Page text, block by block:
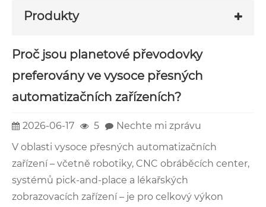
Produkty
Proč jsou planetové převodovky
preferovány ve vysoce přesných
automatizačních zařízeních?
2026-06-17 5
Nechte mi zprávu
V oblasti vysoce přesných automatizačních
zařízení – včetně robotiky, CNC obráběcích center,
systémů pick-and-place a lékařských
zobrazovacích zařízení – je pro celkový výkon